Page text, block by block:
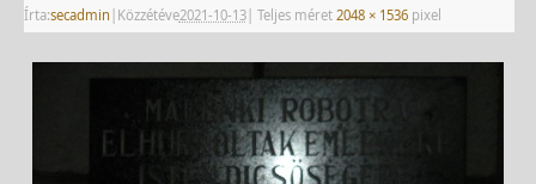
Írta:secadmin | Közzétéve2021-10-13| Teljes méret 2048 × 1536pixel